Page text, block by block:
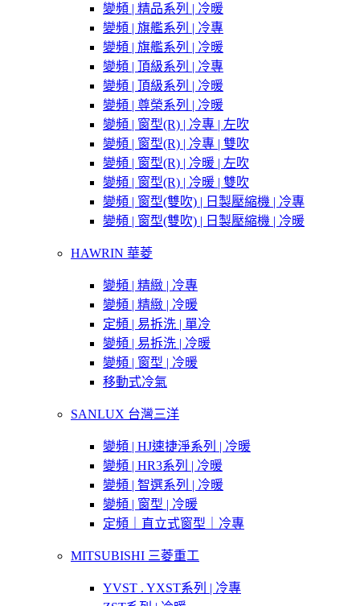
變頻 | 精品系列 | 冷暖
變頻 | 旗艦系列 | 冷專
變頻 | 旗艦系列 | 冷暖
變頻 | 頂級系列 | 冷專
變頻 | 頂級系列 | 冷暖
變頻 | 尊榮系列 | 冷暖
變頻 | 窗型(R) | 冷專 | 左吹
變頻 | 窗型(R) | 冷專 | 雙吹
變頻 | 窗型(R) | 冷暖 | 左吹
變頻 | 窗型(R) | 冷暖 | 雙吹
變頻 | 窗型(雙吹) | 日製壓縮機 | 冷專
變頻 | 窗型(雙吹) | 日製壓縮機 | 冷暖
HAWRIN 華菱
變頻 | 精緻 | 冷專
變頻 | 精緻 | 冷暖
定頻 | 易拆洗 | 單冷
變頻 | 易拆洗 | 冷暖
變頻 | 窗型 | 冷暖
移動式冷氣
SANLUX 台灣三洋
變頻 | HJ速捷淨系列 | 冷暖
變頻 | HR3系列 | 冷暖
變頻 | 智選系列 | 冷暖
變頻 | 窗型 | 冷暖
定頻｜直立式窗型｜冷專
MITSUBISHI 三菱重工
YVST . YXST系列 | 冷專